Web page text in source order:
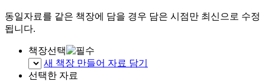
동일자료를 같은 책장에 담을 경우 담은 시점만 최신으로 수정
됩니다.
책장선택
새 책장 만들어 자료 담기
선택한 자료